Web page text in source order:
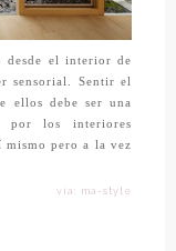
desde el interior de
sensorial. Sentir el
ellos debe ser una
por los interiores
mismo pero a la vez
vía: ma-style